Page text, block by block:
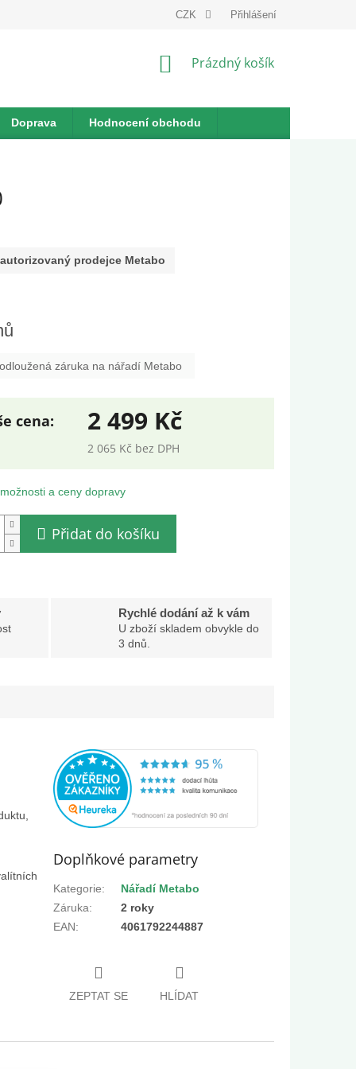
CZK Přihlášení
NÁKUPNÍ
Prázdný košík
Doprava Hodnocení obchodu
prodejce Metabo
záruka na nářadí Metabo
2 499 Kč
2 065 Kč bez DPH
a ceny dopravy
Přidat do košíku
Rychlé dodání až k vám
U zboží skladem obvykle do
3 dnů.
Doplňkové parametry
Kategorie:
Nářadí Metabo
Záruka:
2 roky
EAN: 4061792244887
ZEPTAT SE HLÍDAT